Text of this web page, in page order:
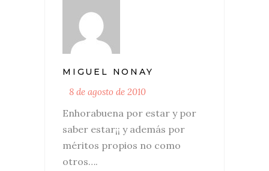
MIGUEL NONAY
8 de agosto de 2010
Enhorabuena por estar y por
saber estar¡¡ y además por
méritos propios no como
otros….